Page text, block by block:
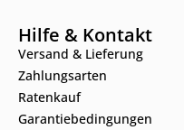
Hilfe & Kontakt
Versand & Lieferung
Zahlungsarten
Ratenkauf
Garantiebedingungen